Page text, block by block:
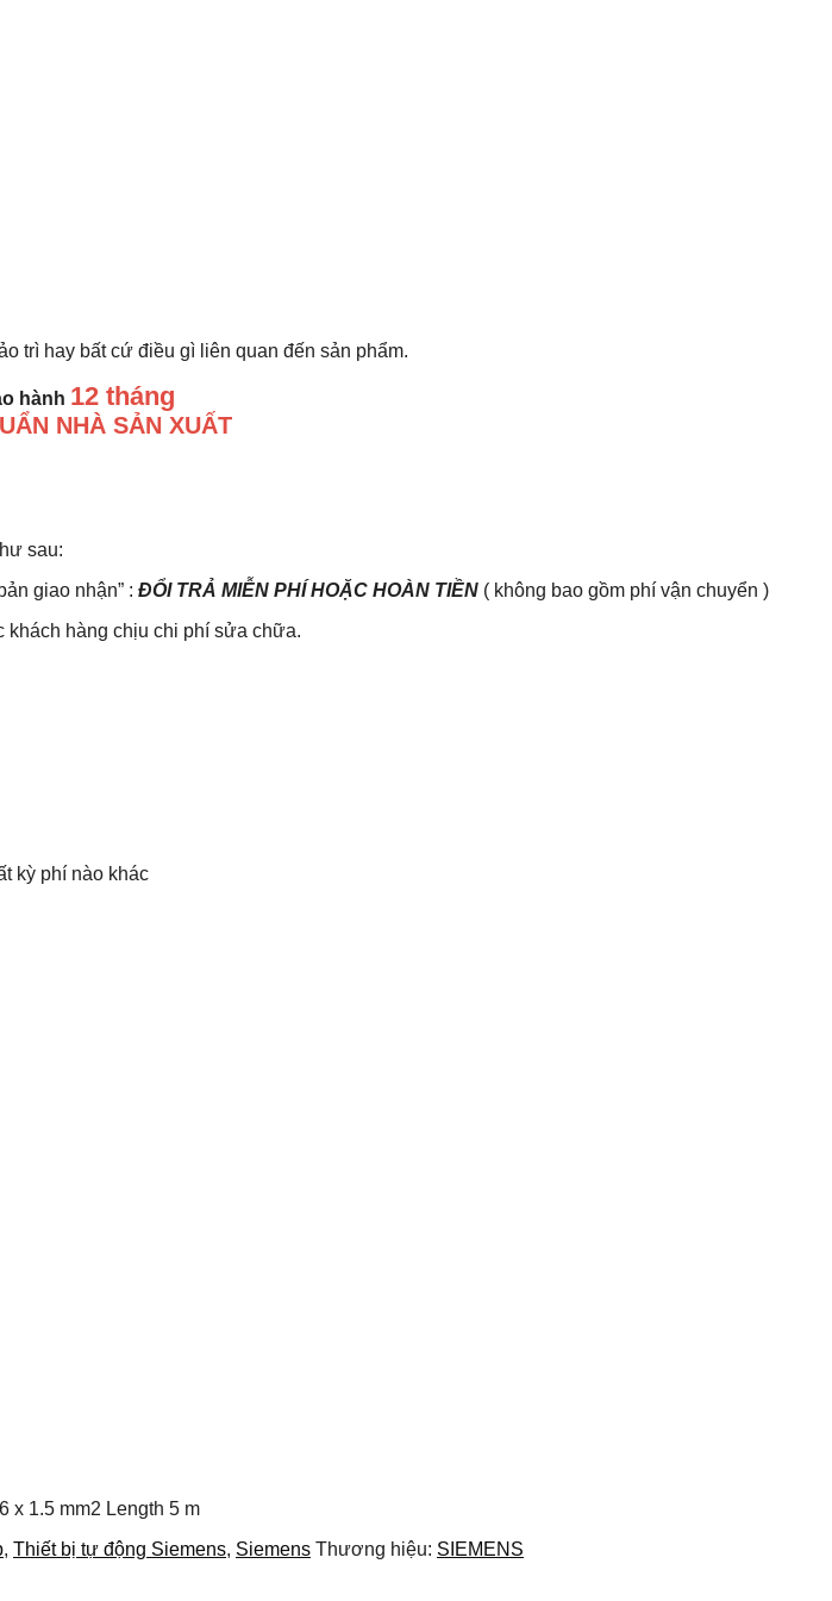
trì hay bất cứ điều gì liên quan đến sản phẩm.
hành 12 tháng
NHÀ SẢN XUẤT
sau:
giao nhận” : ĐỔI TRẢ MIỄN PHÍ HOẶC HOÀN TIỀN ( không bao gồm phí vận chuyển )
khách hàng chịu chi phí sửa chữa.
kỳ phí nào khác
x 1.5 mm2 Length 5 m
, Thiết bị tự động Siemens, Siemens Thương hiệu: SIEMENS